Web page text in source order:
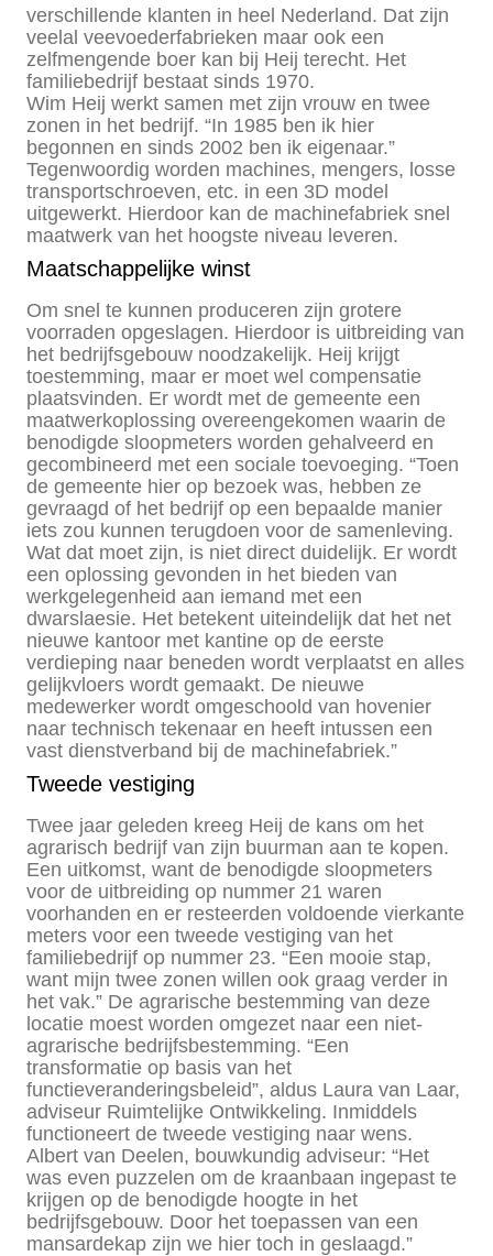
verschillende klanten in heel Nederland. Dat zijn
veelal veevoederfabrieken maar ook een
zelfmengende boer kan bij Heij terecht. Het
familiebedrijf bestaat sinds 1970.
Wim Heij werkt samen met zijn vrouw en twee
zonen in het bedrijf. “In 1985 ben ik hier
begonnen en sinds 2002 ben ik eigenaar.”
Tegenwoordig worden machines, mengers, losse
transportschroeven, etc. in een 3D model
uitgewerkt. Hierdoor kan de machinefabriek snel
maatwerk van het hoogste niveau leveren.
Maatschappelijke winst
Om snel te kunnen produceren zijn grotere
voorraden opgeslagen. Hierdoor is uitbreiding van
het bedrijfsgebouw noodzakelijk. Heij krijgt
toestemming, maar er moet wel compensatie
plaatsvinden. Er wordt met de gemeente een
maatwerkoplossing overeengekomen waarin de
benodigde sloopmeters worden gehalveerd en
gecombineerd met een sociale toevoeging. “Toen
de gemeente hier op bezoek was, hebben ze
gevraagd of het bedrijf op een bepaalde manier
iets zou kunnen terugdoen voor de samenleving.
Wat dat moet zijn, is niet direct duidelijk. Er wordt
een oplossing gevonden in het bieden van
werkgelegenheid aan iemand met een
dwarslaesie. Het betekent uiteindelijk dat het net
nieuwe kantoor met kantine op de eerste
verdieping naar beneden wordt verplaatst en alles
gelijkvloers wordt gemaakt. De nieuwe
medewerker wordt omgeschoold van hovenier
naar technisch tekenaar en heeft intussen een
vast dienstverband bij de machinefabriek.”
Tweede vestiging
Twee jaar geleden kreeg Heij de kans om het
agrarisch bedrijf van zijn buurman aan te kopen.
Een uitkomst, want de benodigde sloopmeters
voor de uitbreiding op nummer 21 waren
voorhanden en er resteerden voldoende vierkante
meters voor een tweede vestiging van het
familiebedrijf op nummer 23. “Een mooie stap,
want mijn twee zonen willen ook graag verder in
het vak.” De agrarische bestemming van deze
locatie moest worden omgezet naar een niet-
agrarische bedrijfsbestemming. “Een
transformatie op basis van het
functieveranderingsbeleid”, aldus Laura van Laar,
adviseur Ruimtelijke Ontwikkeling. Inmiddels
functioneert de tweede vestiging naar wens.
Albert van Deelen, bouwkundig adviseur: “Het
was even puzzelen om de kraanbaan ingepast te
krijgen op de benodigde hoogte in het
bedrijfsgebouw. Door het toepassen van een
mansardekap zijn we hier toch in geslaagd.”